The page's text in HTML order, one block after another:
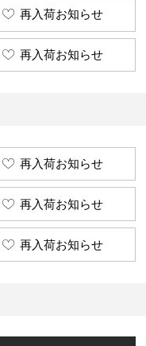
再入荷お知らせ
再入荷お知らせ
再入荷お知らせ
再入荷お知らせ
再入荷お知らせ